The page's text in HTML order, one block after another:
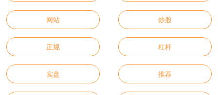
网站 炒股
正规 杠杆
实盘 推荐